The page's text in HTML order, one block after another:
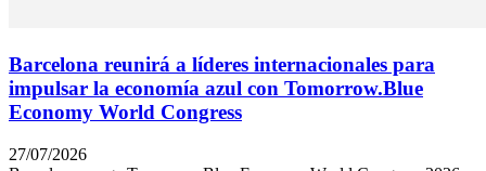
Barcelona reunirá a líderes internacionales para
impulsar la economía azul con Tomorrow.Blue
Economy World Congress
27/07/2026